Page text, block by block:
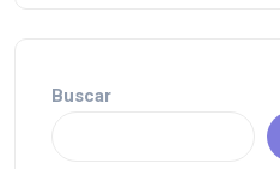
Buscar